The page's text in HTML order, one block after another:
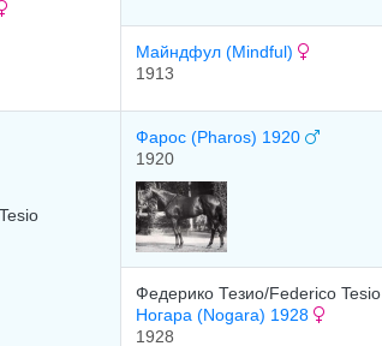
Майндфул (Mindful)
1913
Фарос (Pharos) 1920
1920
Федерико Тезио/Federico Tesio
Ногара (Nogara) 1928
1928